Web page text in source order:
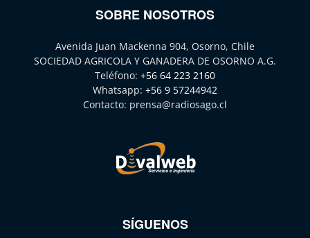
SOBRE NOSOTROS
Avenida Juan Mackenna 904, Osorno, Chile
SOCIEDAD AGRICOLA Y GANADERA DE OSORNO A.G.
Teléfono: +56 64 223 2160
Whatsapp: +56 9 57244942
Contacto: prensa@radiosago.cl
SÍGUENOS